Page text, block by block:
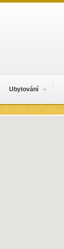
Ubytování